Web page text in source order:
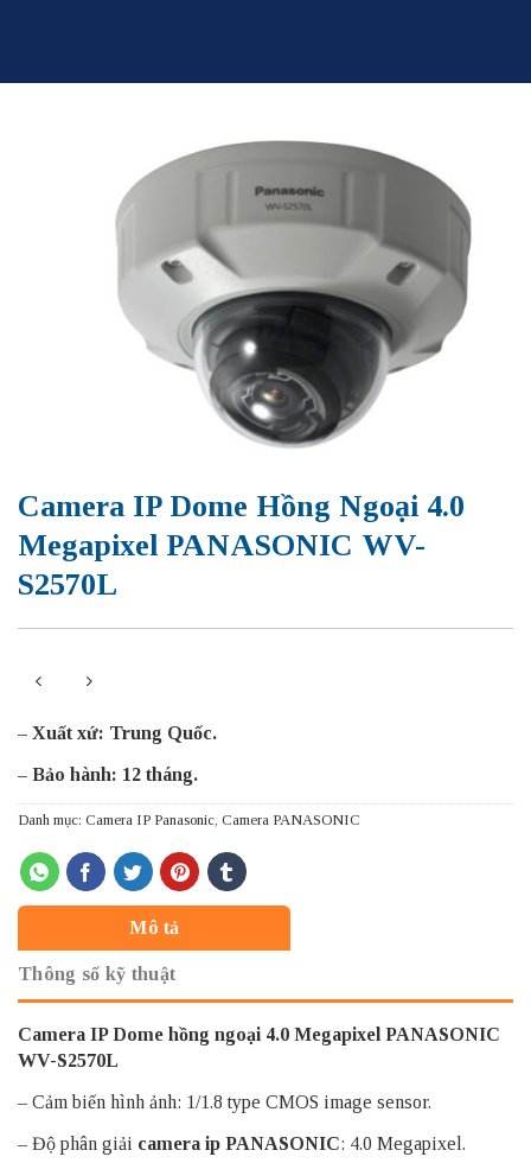
Camera IP Dome Hồng Ngoại 4.0
Megapixel PANASONIC WV-
S2570L
– Xuất xứ: Trung Quốc.
– Bảo hành: 12 tháng.
Danh mục: Camera IP Panasonic, Camera PANASONIC
Mô tả
Thông số kỹ thuật
Camera IP Dome hồng ngoại 4.0 Megapixel PANASONIC
WV-S2570L
– Cảm biến hình ảnh: 1/1.8 type CMOS image sensor.
– Độ phân giải camera ip PANASONIC: 4.0 Megapixel.